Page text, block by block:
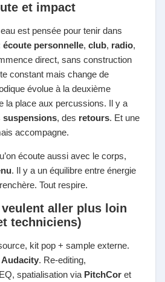
et impact
est pensée pour tenir dans
écoute personnelle, club, radio,
direct, sans construction
constant mais change de
évolue à la deuxième
la place aux percussions. Il y a
suspensions, des retours. Et une
accompagne.
écoute aussi avec le corps,
. Il y a un équilibre entre énergie
Tout respire.
aller plus loin
techniciens)
kit pop + sample externe.
Audacity. Re-editing,
spatialisation via PitchCor et